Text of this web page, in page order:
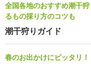
全国各地のおすすめ潮干
るもの採り方のコツも
潮干狩りガイド
春のお出かけにピッタリ！